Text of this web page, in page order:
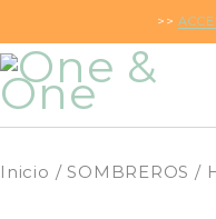
>>
Inicio / SOMBREROS /